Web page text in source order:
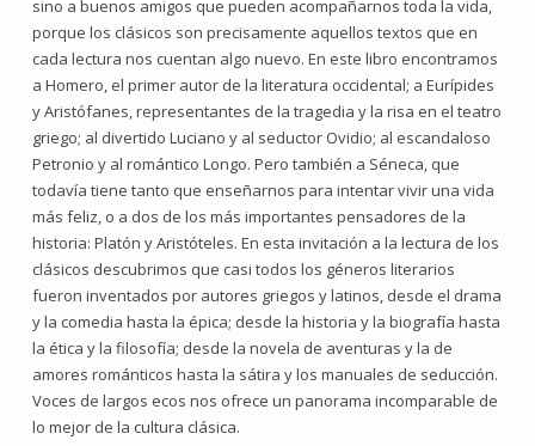
sino a buenos amigos que pueden acompañarnos toda la vida,
porque los clásicos son precisamente aquellos textos que en
cada lectura nos cuentan algo nuevo. En este libro encontramos
a Homero, el primer autor de la literatura occidental; a Eurípides
y Aristófanes, representantes de la tragedia y la risa en el teatro
griego; al divertido Luciano y al seductor Ovidio; al escandaloso
Petronio y al romántico Longo. Pero también a Séneca, que
todavía tiene tanto que enseñarnos para intentar vivir una vida
más feliz, o a dos de los más importantes pensadores de la
historia: Platón y Aristóteles. En esta invitación a la lectura de los
clásicos descubrimos que casi todos los géneros literarios
fueron inventados por autores griegos y latinos, desde el drama
y la comedia hasta la épica; desde la historia y la biografía hasta
la ética y la filosofía; desde la novela de aventuras y la de
amores románticos hasta la sátira y los manuales de seducción.
Voces de largos ecos nos ofrece un panorama incomparable de
lo mejor de la cultura clásica.